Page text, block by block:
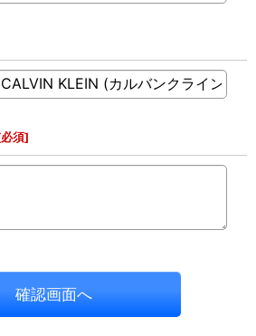
必須]
確認画面へ